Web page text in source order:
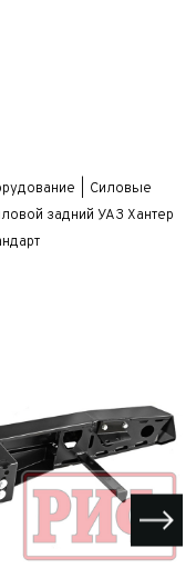
Силовые
задний УАЗ Хантер